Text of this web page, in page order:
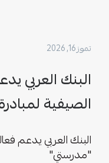
تموز 16, 2026
البنك العربي
الصيفية
البنك العربي يدعم
"مدرستي"